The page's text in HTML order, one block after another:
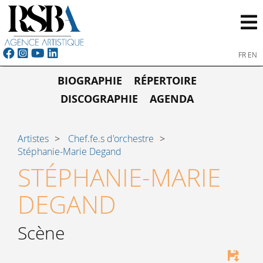
FR EN
BIOGRAPHIE
RÉPERTOIRE
DISCOGRAPHIE
AGENDA
Artistes
Chef.fe.s d'orchestre
Stéphanie-Marie Degand
STÉPHANIE-MARIE
DEGAND
Scène